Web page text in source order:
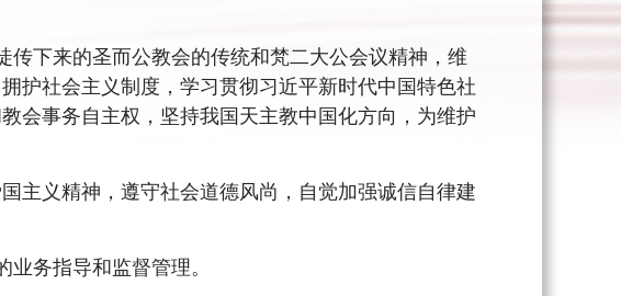
下来的圣而公教会的传统和梵二大公会议精神，维
护社会主义制度，学习贯彻习近平新时代中国特色社
会事务自主权，坚持我国天主教中国化方向，为维护
义精神，遵守社会道德风尚，自觉加强诚信自律建
务指导和监督管理。